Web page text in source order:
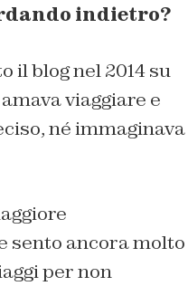
indietro?
il blog nel 2014 su
viaggiare e
né immaginava
sento ancora molto
per non